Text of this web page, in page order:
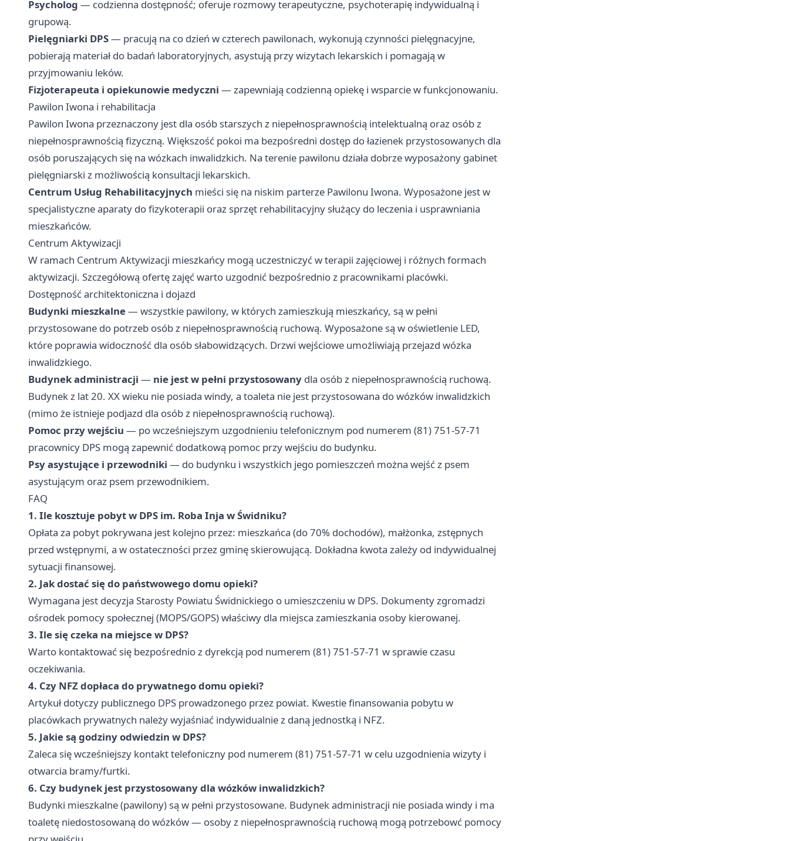
Psycholog — codzienna dostępność; oferuje rozmowy terapeutyczne, psychoterapię indywidualną i
grupową.
Pielęgniarki DPS— pracują na co dzień w czterech pawilonach, wykonują czynności pielęgnacyjne,
pobierają materiał do badań laboratoryjnych, asystują przy wizytach lekarskich i pomagają w
przyjmowaniu leków.
Fizjoterapeuta i opiekunowie medyczni — zapewniają codzienną opiekę i wsparcie w funkcjonowaniu.
Pawilon Iwona i rehabilitacja
Pawilon Iwona przeznaczony jest dla osób starszych z niepełnosprawnością intelektualną oraz osób z
niepełnosprawnością fizyczną. Większość pokoi ma bezpośredni dostęp do łazienek przystosowanych dla
osób poruszających się na wózkach inwalidzkich. Na terenie pawilonu działa dobrze wyposażony gabinet
pielęgniarski z możliwością konsultacji lekarskich.
Centrum Usług Rehabilitacyjnych mieści się na niskim parterze Pawilonu Iwona. Wyposażone jest w
specjalistyczne aparaty do fizykoterapii oraz sprzęt rehabilitacyjny służący do leczenia i usprawniania
mieszkańców.
Centrum Aktywizacji
W ramach Centrum Aktywizacji mieszkańcy mogą uczestniczyć w terapii zajęciowej i różnych formach
aktywizacji. Szczegółową ofertę zajęć warto uzgodnić bezpośrednio z pracownikami placówki.
Dostępność architektoniczna i dojazd
Budynki mieszkalne— wszystkie pawilony, w których zamieszkują mieszkańcy, są w pełni
przystosowane do potrzeb osób z niepełnosprawnością ruchową. Wyposażone są w oświetlenie LED,
które poprawia widoczność dla osób słabowidzących. Drzwi wejściowe umożliwiają przejazd wózka
inwalidzkiego.
Budynek administracji — nie jest w pełni przystosowany dla osób z niepełnosprawnością ruchową.
Budynek z lat 20. XX wieku nie posiada windy, a toaleta nie jest przystosowana do wózków inwalidzkich
(mimo że istnieje podjazd dla osób z niepełnosprawnością ruchową).
Pomoc przy wejściu — po wcześniejszym uzgodnieniu telefonicznym pod numerem (81) 751-57-71
pracownicy DPS mogą zapewnić dodatkową pomoc przy wejściu do budynku.
Psy asystujące i przewodniki — do budynku i wszystkich jego pomieszczeń można wejść z psem
asystującym oraz psem przewodnikiem.
FAQ
1. Ile kosztuje pobyt w DPS im. Roba Inja w Świdniku?
Opłata za pobyt pokrywana jest kolejno przez: mieszkańca (do 70% dochodów), małżonka, zstępnych
przed wstępnymi, a w ostateczności przez gminę skierowującą. Dokładna kwota zależy od indywidualnej
sytuacji finansowej.
2. Jak dostać się do państwowego domu opieki?
Wymagana jest decyzja Starosty Powiatu Świdnickiego o umieszczeniu w DPS. Dokumenty zgromadzi
ośrodek pomocy społecznej (MOPS/GOPS) właściwy dla miejsca zamieszkania osoby kierowanej.
3. Ile się czeka na miejsce w DPS?
Warto kontaktować się bezpośrednio z dyrekcją pod numerem (81) 751-57-71 w sprawie czasu
oczekiwania.
4. Czy NFZ dopłaca do prywatnego domu opieki?
Artykuł dotyczy publicznego DPS prowadzonego przez powiat. Kwestie finansowania pobytu w
placówkach prywatnych należy wyjaśniać indywidualnie z daną jednostką i NFZ.
5. Jakie są godziny odwiedzin w DPS?
Zaleca się wcześniejszy kontakt telefoniczny pod numerem (81) 751-57-71 w celu uzgodnienia wizyty i
otwarcia bramy/furtki.
6. Czy budynek jest przystosowany dla wózków inwalidzkich?
Budynki mieszkalne (pawilony) są w pełni przystosowane. Budynek administracji nie posiada windy i ma
toaletę niedostosowaną do wózków — osoby z niepełnosprawnością ruchową mogą potrzebowć pomocy